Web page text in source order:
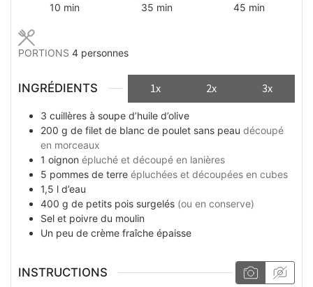
10minutes
min
35minutes
min
45minutes
min
PORTIONS 4 personnes
INGRÉDIENTS 1x 2x 3x
3 cuillères à soupe d’huile d’olive
200 g de filet de blanc de poulet sans peau découpé
en morceaux
1 oignon épluché et découpé en lanières
5 pommes de terre épluchées et découpées en cubes
1,5 l d’eau
400 g de petits pois surgelés (ou en conserve)
Sel et poivre du moulin
Un peu de crème fraîche épaisse
INSTRUCTIONS